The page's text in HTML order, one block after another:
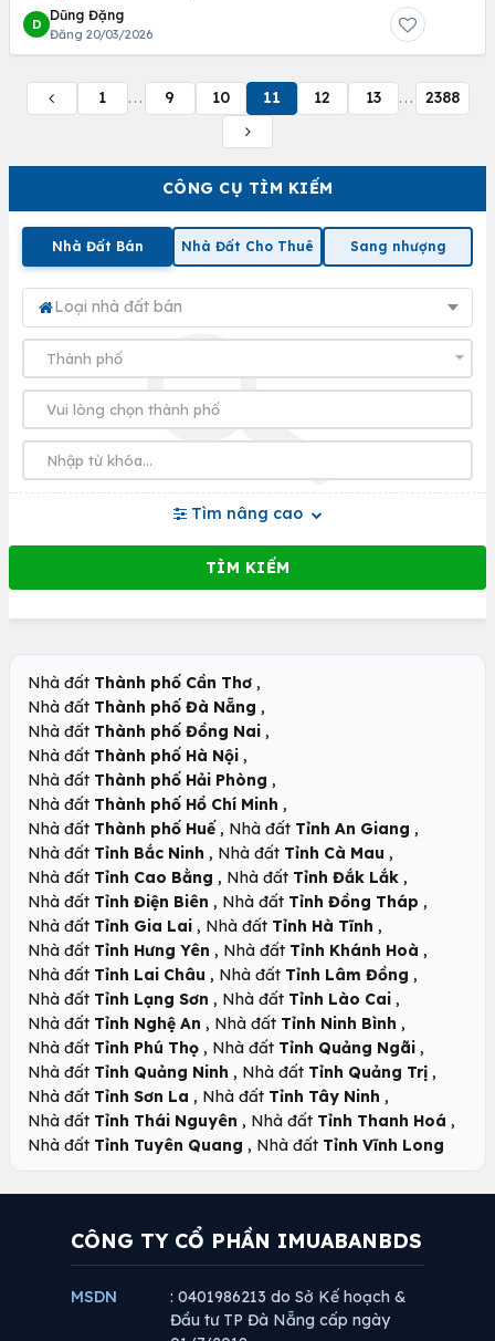
CÔNG CỤ TÌM KIẾM
Nhà Đất Bán Nhà Đất Cho Thuê Sang nhượng
Loại nhà đất bán
Tìm nâng cao
D
Dũng Đặng
Đăng 20/03/2026
1 ... 9 10 11 12 13 ... 2388
Nhà đất Thành phố Cần Thơ ,
Nhà đất Thành phố Đà Nẵng ,
Nhà đất Thành phố Đồng Nai ,
Nhà đất Thành phố Hà Nội ,
Nhà đất Thành phố Hải Phòng ,
Nhà đất Thành phố Hồ Chí Minh ,
Nhà đất Thành phố Huế , Nhà đất Tỉnh An Giang ,
Nhà đất Tỉnh Bắc Ninh , Nhà đất Tỉnh Cà Mau ,
Nhà đất Tỉnh Cao Bằng , Nhà đất Tỉnh Đắk Lắk ,
Nhà đất Tỉnh Điện Biên , Nhà đất Tỉnh Đồng Tháp ,
Nhà đất Tỉnh Gia Lai , Nhà đất Tỉnh Hà Tĩnh ,
Nhà đất Tỉnh Hưng Yên , Nhà đất Tỉnh Khánh Hoà ,
Nhà đất Tỉnh Lai Châu , Nhà đất Tỉnh Lâm Đồng ,
Nhà đất Tỉnh Lạng Sơn , Nhà đất Tỉnh Lào Cai ,
Nhà đất Tỉnh Nghệ An , Nhà đất Tỉnh Ninh Bình ,
Nhà đất Tỉnh Phú Thọ , Nhà đất Tỉnh Quảng Ngãi ,
Nhà đất Tỉnh Quảng Ninh , Nhà đất Tỉnh Quảng Trị ,
Nhà đất Tỉnh Sơn La , Nhà đất Tỉnh Tây Ninh ,
Nhà đất Tỉnh Thái Nguyên , Nhà đất Tỉnh Thanh Hoá ,
Nhà đất Tỉnh Tuyên Quang , Nhà đất Tỉnh Vĩnh Long
CÔNG TY CỔ PHẦN IMUABANBDS
MSDN
: 0401986213 do Sở Kế hoạch &
Đầu tư TP Đà Nẵng cấp ngày